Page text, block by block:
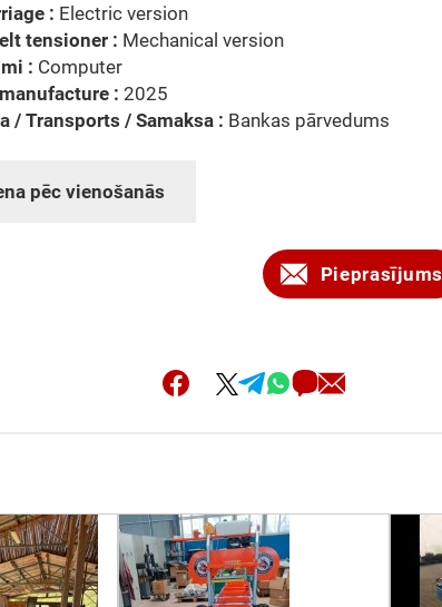
: Electric version
tensioner : Mechanical version
: Computer
: 2025
/ Transports / Samaksa : Bankas pārvedums
pēc vienošanās
Pieprasījums